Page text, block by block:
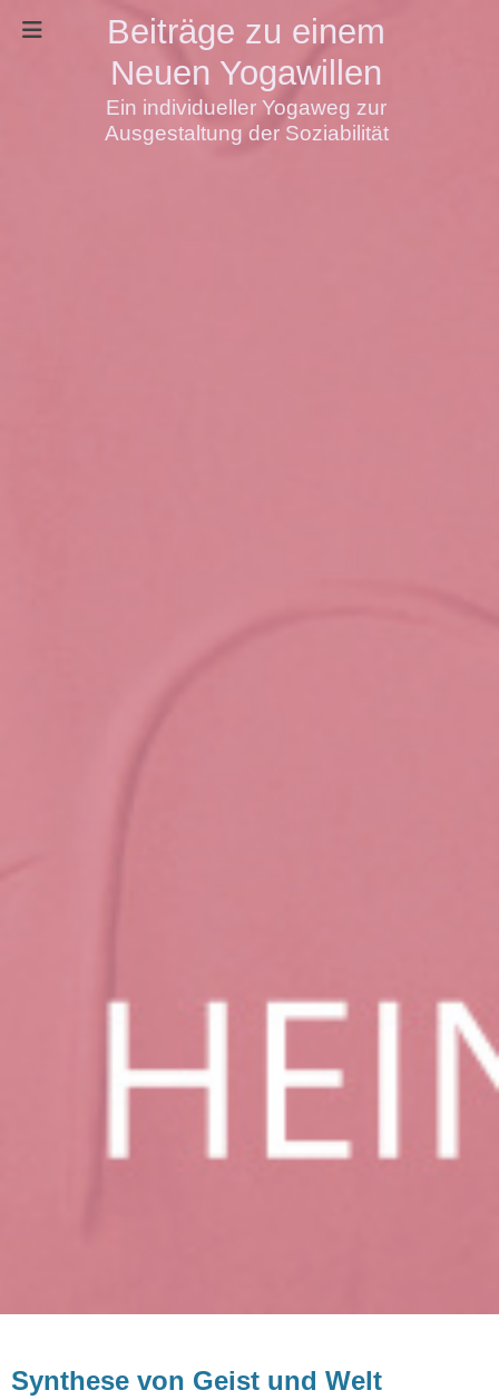
Beiträge zu einem
Neuen Yogawillen
Ein individueller Yogaweg zur
Ausgestaltung der Soziabilität
Synthese von Geist und Welt